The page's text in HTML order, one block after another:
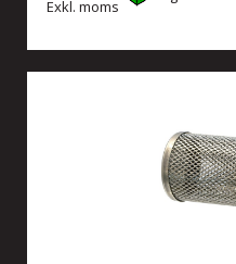
Exkl. moms